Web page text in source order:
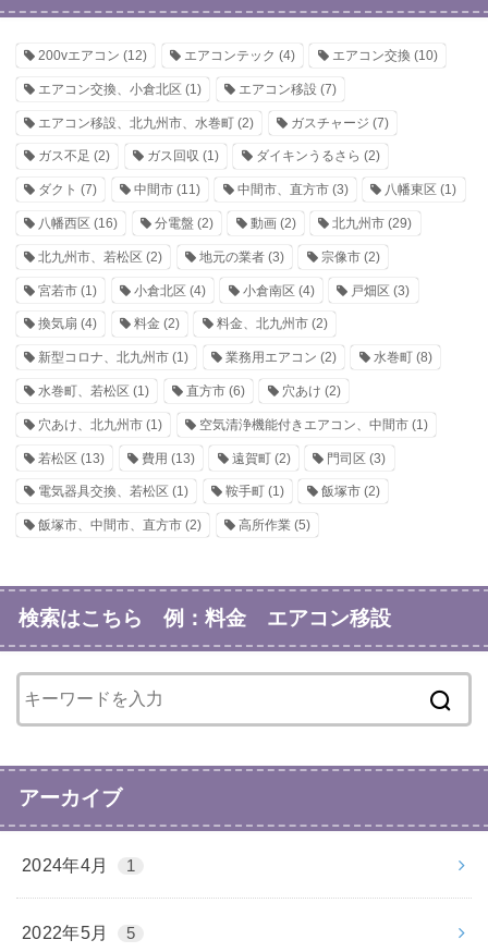
200vエアコン (12) エアコンテック (4) エアコン交換 (10)
エアコン交換、小倉北区 (1) エアコン移設 (7)
エアコン移設、北九州市、水巻町 (2) ガスチャージ (7)
ガス不足 (2) ガス回収 (1) ダイキンうるさら (2)
ダクト (7) 中間市(11) 中間市、直方市(3) 八幡東区 (1)
八幡西区 (16) 分電盤 (2) 動画(2) 北九州市 (29)
北九州市、若松区 (2) 地元の業者(3) 宗像市(2)
宮若市 (1) 小倉北区 (4) 小倉南区 (4) 戸畑区 (3)
換気扇 (4) 料金 (2) 料金、北九州市(2)
新型コロナ、北九州市 (1) 業務用エアコン (2) 水巻町(8)
水巻町、若松区 (1) 直方市(6) 穴あけ (2)
穴あけ、北九州市 (1) 空気清浄機能付きエアコン、中間市(1)
若松区 (13) 費用 (13) 遠賀町(2) 門司区 (3)
電気器具交換、若松区 (1) 鞍手町(1) 飯塚市(2)
飯塚市、中間市、直方市 (2) 高所作業(5)
検索はこちら 例：料金 エアコン移設
アーカイブ
2024年4月 1
2022年5月 5